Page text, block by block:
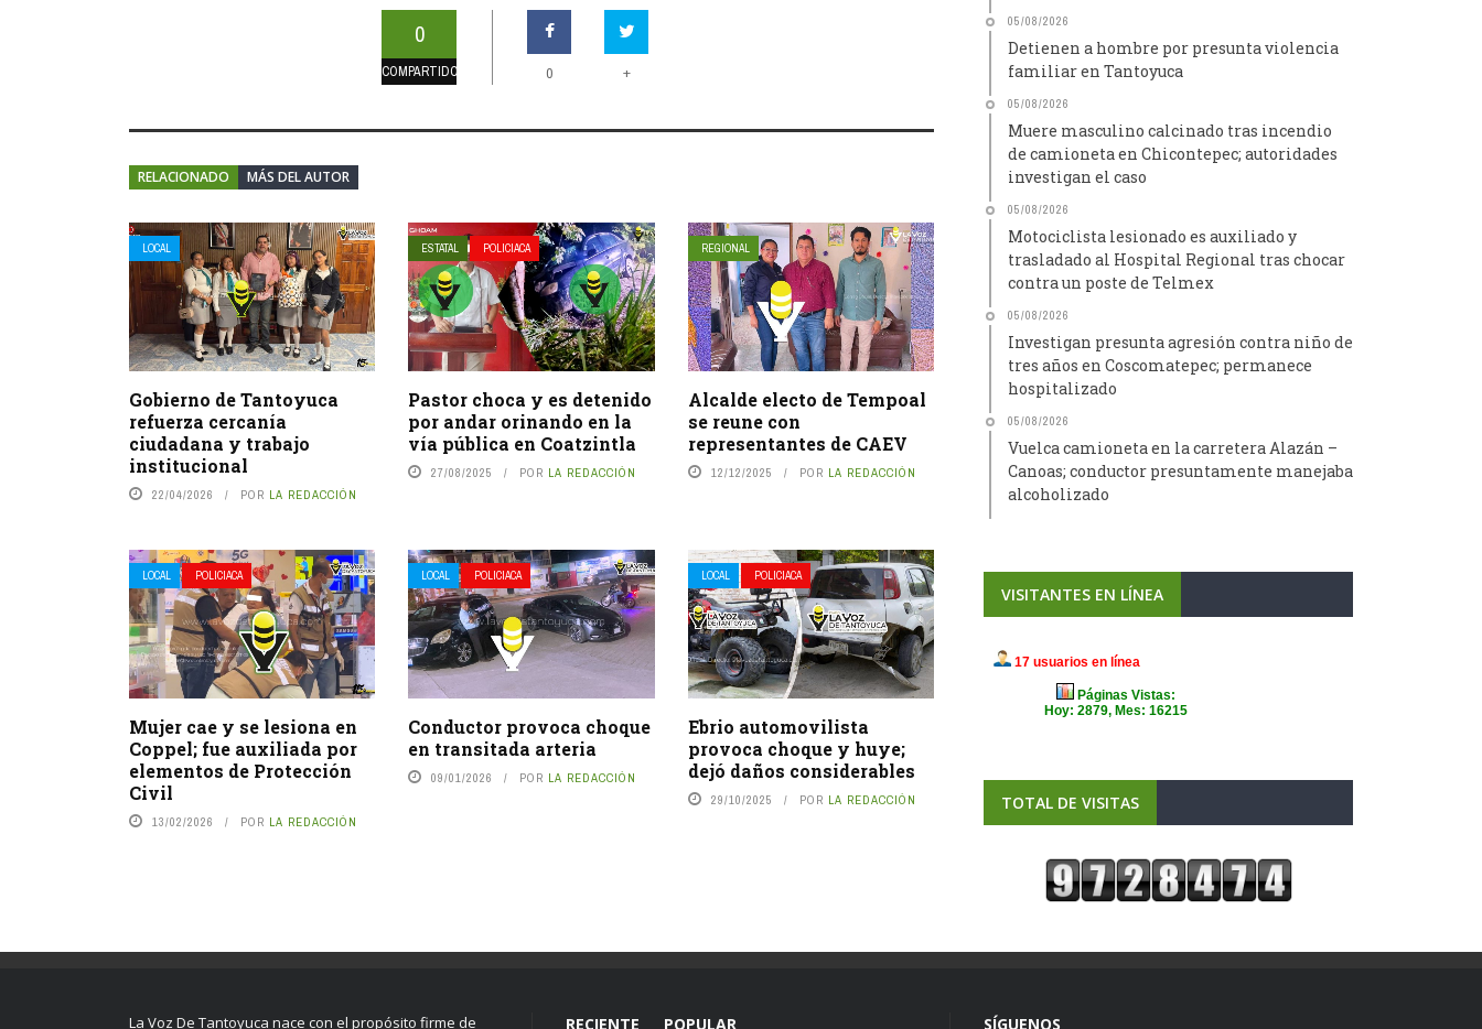
0
COMPARTIDOS 0 +
RELACIONADO MÁS DEL AUTOR
LOCAL
Gobierno de Tantoyuca
refuerza cercanía
ciudadana y trabajo
institucional
22/04/2026 POR LA REDACCIÓN
ESTATAL POLICIACA
Pastor choca y es detenido
por andar orinando en la
vía pública en Coatzintla
27/08/2025 POR LA REDACCIÓN
REGIONAL
Alcalde electo de Tempoal
se reune con
representantes de CAEV
12/12/2025 POR LA REDACCIÓN
LOCAL POLICIACA
Mujer cae y se lesiona en
Coppel; fue auxiliada por
elementos de Protección
Civil
13/02/2026 POR LA REDACCIÓN
LOCAL POLICIACA
Conductor provoca choque
en transitada arteria
09/01/2026 POR LA REDACCIÓN
LOCAL POLICIACA
Ebrio automovilista
provoca choque y huye;
dejó daños considerables
29/10/2025 POR LA REDACCIÓN
05/08/2026
Detienen a hombre por presunta violencia
familiar en Tantoyuca
05/08/2026
Muere masculino calcinado tras incendio
de camioneta en Chicontepec; autoridades
investigan el caso
05/08/2026
Motociclista lesionado es auxiliado y
trasladado al Hospital Regional tras chocar
contra un poste de Telmex
05/08/2026
Investigan presunta agresión contra niño de
tres años en Coscomatepec; permanece
hospitalizado
05/08/2026
Vuelca camioneta en la carretera Alazán –
Canoas; conductor presuntamente manejaba
alcoholizado
VISITANTES EN LÍNEA
TOTAL DE VISITAS
La Voz De Tantoyuca nace con el propósito firme de RECIENTE POPULAR SÍGUENOS